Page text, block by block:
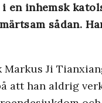
i en inhemsk
sådan.
Markus Ji
att han aldrig